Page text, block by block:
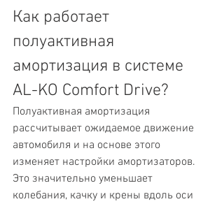
Как работает
полуактивная
амортизация в системе
AL-KO Comfort Drive?
Полуактивная амортизация
рассчитывает ожидаемое движение
автомобиля и на основе этого
изменяет настройки амортизаторов.
Это значительно уменьшает
колебания, качку и крены вдоль оси